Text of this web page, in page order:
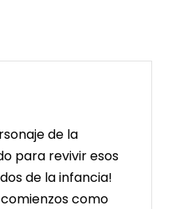
de la
para revivir esos
de la infancia!
como